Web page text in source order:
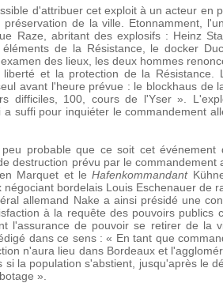
d'attribuer cet exploit à un acteur en
de la ville. Etonnamment,
Raze, abritant des explosifs : Heinz
de la Résistance, le docker
des lieux, les deux hommes
et la protection de la
avant l'heure prévue : le blockhaus
difficiles, 100, cours de l'Yser ».
a suffi pour inquiéter le commandement
probable que ce soit cet
destruction prévu par le
Marquet et leHafenkommandant
négociant bordelais Louis Eschenauer de
allemand Nake a ainsi présidé une
à la requête des pouvoirs
l'assurance de pouvoir se retirer de la
dans ce sens : « En tant que
n'aura lieu dans Bordeaux et
si la population s'abstient, jusqu'après le
».